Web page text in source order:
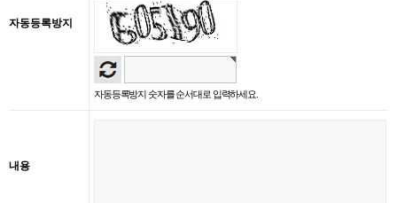
자동등록방지
자동등록방지 숫자를 순서대로 입력하세요.
내용